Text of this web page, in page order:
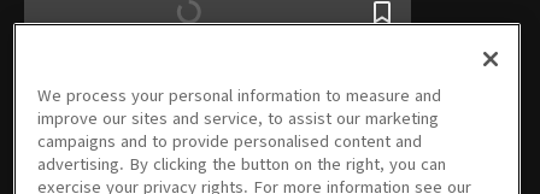
에피소드
We process your personal information to measure and
improve our sites and service, to assist our marketing
campaigns and to provide personalised content and
advertising. By clicking the button on the right, you can
exercise your privacy rights. For more information see our